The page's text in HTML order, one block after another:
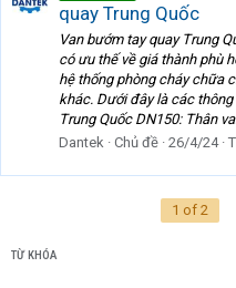
quay Trung Quốc
Van bướm tay quay Trung
có ưu thế về giá thành phù
hệ thống phòng cháy chữa
khác. Dưới đây là các
Trung Quốc DN150: Thân
Dantek Chủ đề 26/4/24
1 of 2
TỪ KHÓA